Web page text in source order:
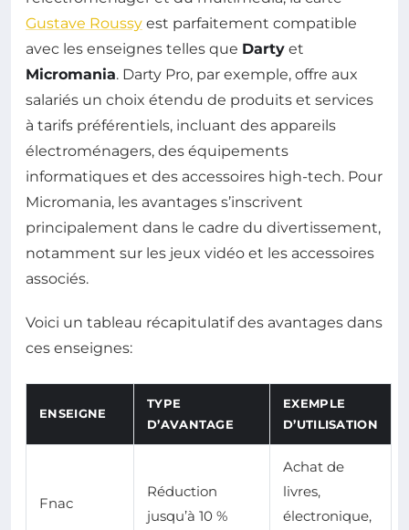
Gustave Roussy est parfaitement compatible
avec les enseignes telles que Darty et
Micromania. Darty Pro, par exemple, offre aux
salariés un choix étendu de produits et services
à tarifs préférentiels, incluant des appareils
électroménagers, des équipements
informatiques et des accessoires high-tech. Pour
Micromania, les avantages s’inscrivent
principalement dans le cadre du divertissement,
notamment sur les jeux vidéo et les accessoires
associés.
Voici un tableau récapitulatif des avantages dans
ces enseignes:
ENSEIGNE
TYPE
D’AVANTAGE
EXEMPLE
D’UTILISATION
Fnac
Réduction
jusqu’à 10 %
Achat de
livres,
électronique,